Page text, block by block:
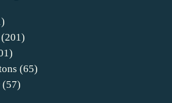
(201)
(65)
(57)